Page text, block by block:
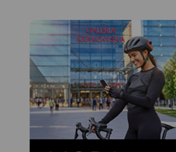
cuda przyrody, wyróżniające
się miejsca widokowe i
panoramy. Mapę offline
można zakupić w aplikacji
Traseo na urządzenia
mobilne.Rok wydania 2022